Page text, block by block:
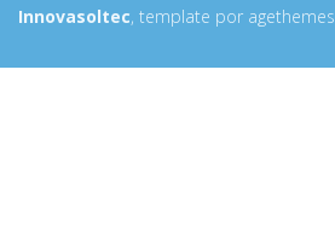
Innovasoltec, template por agethemes